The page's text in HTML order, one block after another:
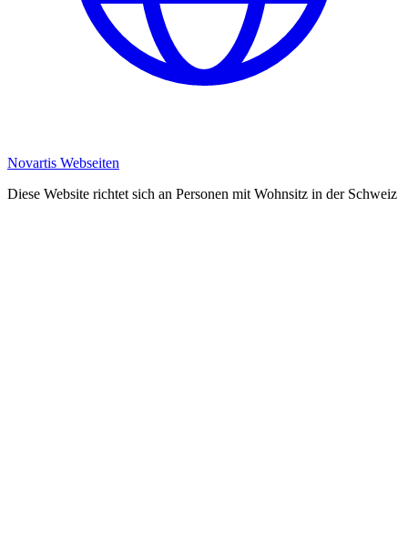
Novartis Webseiten
Diese Website richtet sich an Personen mit Wohnsitz in der Schweiz